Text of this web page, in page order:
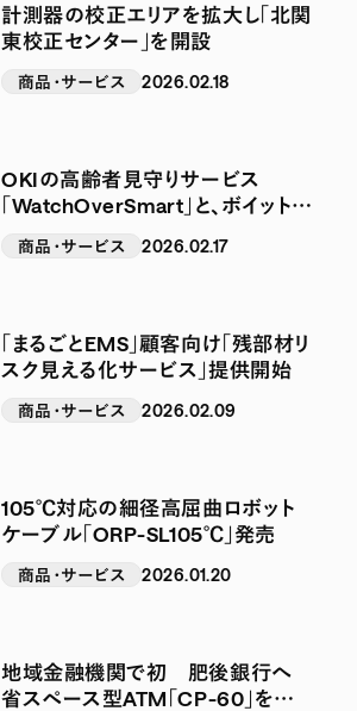
計測器の校正エリアを拡大し「北関
東校正センター」を開設
商品・サービス 2026.02.18
OKIの高齢者見守りサービス
「WatchOverSmart」と、ボイットの
CONNECT」が連携開始
商品・サービス 2026.02.17
「まるごとEMS」顧客向け「残部材リ
スク見える化サービス」提供開始
商品・サービス 2026.02.09
105℃対応の細径高屈曲ロボット
ケーブル「ORP-SL105℃」発売
商品・サービス 2026.01.20
地域金融機関で初 肥後銀行へ
省スペース型ATM「CP-60」を納